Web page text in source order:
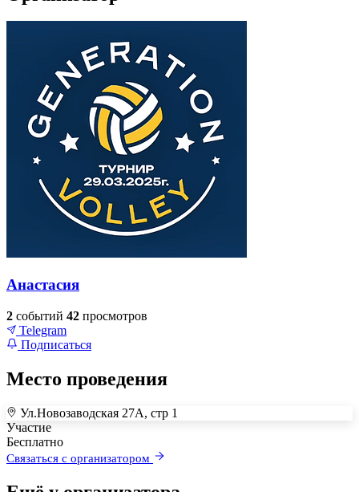
Анастасия
2 событий 42 просмотров
Telegram
Подписаться
Место проведения
+
–
Ул.Новозаводская 27А, стр 1
Участие
Бесплатно
Связаться с организатором